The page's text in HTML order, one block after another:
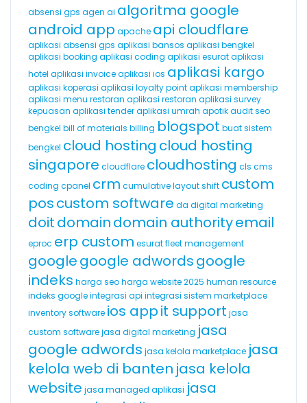
absensi gps agen ai algoritma google
android app apache api cloudflare
aplikasi absensi gps aplikasi bansos aplikasi bengkel
aplikasi booking aplikasi coding aplikasi esurataplikasi
hotel aplikasi invoiceaplikasi ios aplikasi kargo
aplikasi koperasi aplikasi loyalty pointaplikasi membership
aplikasi menu restoran aplikasi restoran aplikasi survey
kepuasan aplikasi tenderaplikasi umrah apotikaudit seo
bengkel bill of materials billing blogspot buat sistem
bengkel cloud hosting cloud hosting
singapore cloudflare cloudhosting cls cms
coding cpanel crm cumulative layout shift custom
poscustom software da digital marketing
doitdomaindomain authorityemail
eproc erp custom esuratfleet management
googlegoogle adwordsgoogle
indeks harga seoharga website 2025 human resource
indeks googleintegrasi api integrasi sistem marketplace
inventory software ios appit support jasa
custom softwarejasa digital marketing jasa
google adwords jasa kelola marketplace jasa
kelola web di banten jasa kelola
website jasa managed aplikasi jasa